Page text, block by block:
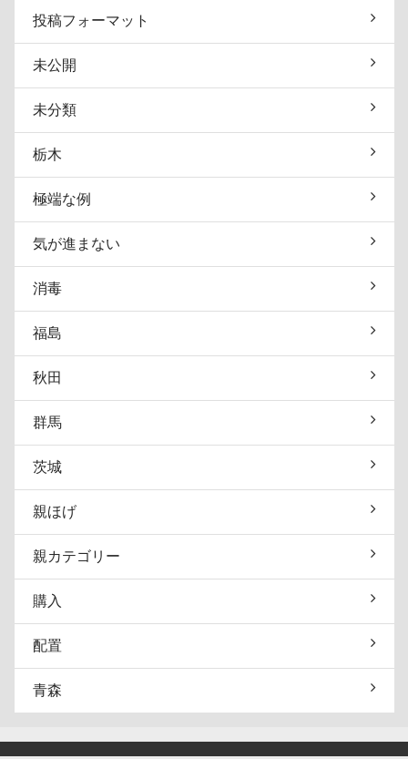
投稿フォーマット
未公開
未分類
栃木
極端な例
気が進まない
消毒
福島
秋田
群馬
茨城
親ほげ
親カテゴリー
購入
配置
青森